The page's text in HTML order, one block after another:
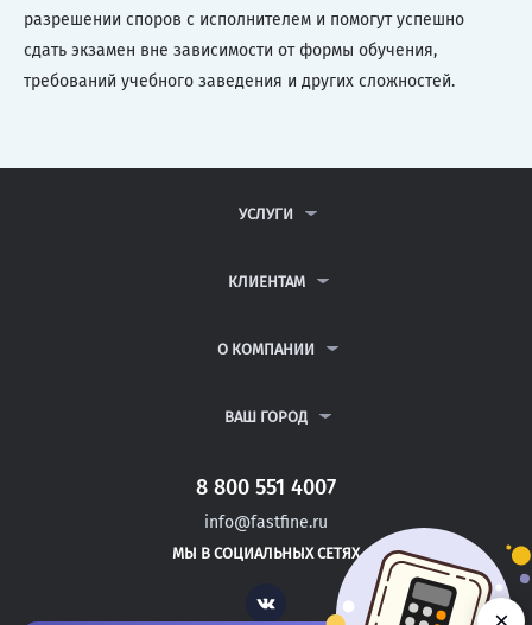
разрешении споров с исполнителем и помогут успешно
сдать экзамен вне зависимости от формы обучения,
требований учебного заведения и других сложностей.
УСЛУГИ
ДИПЛОМНЫЕ РАБОТЫ
РЕФЕРАТЫ
КЛИЕНТАМ
ВОПРОСЫ И ОТВЕТЫ
ПОЛИТИКА КОНФИДЕНЦИАЛЬНОСТИ
О КОМПАНИИ
КОНТАКТЫ
ВАШ ГОРОД
САНКТ-ПЕТЕРБУРГ
БАЛАКОВО
ЭНГЕЛЬС
8 800 551 4007
info@fastfine.ru
МЫ В СОЦИАЛЬНЫХ СЕТЯХ
Vk